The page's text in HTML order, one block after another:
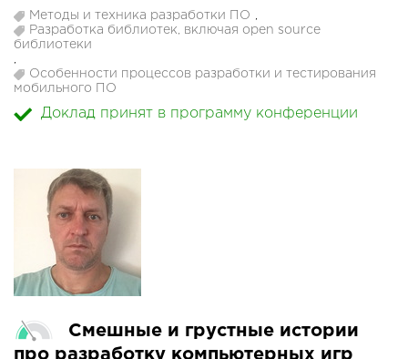
другими разработчиками.
Мы поговорим:
1. О проектировании API библиотеки: какие
особенности и подводные камни могут
встретиться.
3. Как облегчить жизнь своим пользователям и,
как следствие, себе.
4. Об особенностях релизного цикла и
взаимодействии с другими командами.
5. Что необходимо для публичного релиза, и
какой постпродакшн ждёт разработчика
библиотеки.
Рассказ будет полон неподдельными историями
из жизни команды мобильной библиотеки
Методы и техника разработки ПО
Разработка библиотек, включая open source
библиотеки
Особенности процессов разработки и тестирования
мобильного ПО
Доклад принят в программу конференции
Смешные и грустные истории
про разработку компьютерных игр